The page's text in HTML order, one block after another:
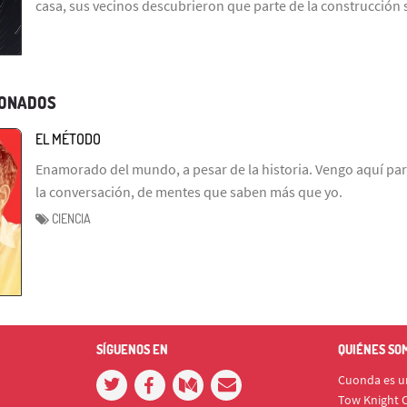
casa, sus vecinos descubrieron que parte de la construcción
EL MÉTODO
Enamorado del mundo, a pesar de la historia. Vengo aquí
la conversación, de mentes que saben más que yo.
CIENCIA
SÍGUENOS EN QUIÉNES
Cuonda es
Tow Knight